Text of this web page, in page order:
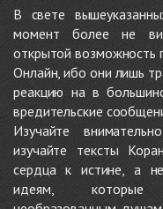
В свете
момент более не
открытой возможность
Онлайн, ибо они лишь
реакцию на в
вредительские
Изучайте
изучайте тексты
сердца к истине, а
идеям, которые